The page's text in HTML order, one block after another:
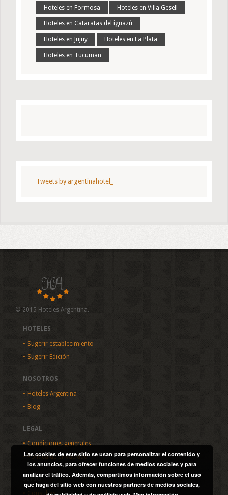
Hoteles en Formosa Hoteles en Villa Gesell
Hoteles en Cataratas del iguazú
Hoteles en Jujuy Hoteles en La Plata
Hoteles en Tucuman
Tweets by argentinahotel_
© 2015 Hoteles Argentina.
HOTELES
Sugerir establecimiento
Sugerir Edición
NOSOTROS
Hoteles Argentina
Blog
LEGAL
Condiciones generales
Política de privacidad
SITIO
Consultas
Las cookies de este sitio se usan para personalizar el contenido y
los anuncios, para ofrecer funciones de medios sociales y para
analizar el tráfico. Además, compartimos información sobre el uso
que haga del sitio web con nuestros partners de medios sociales,